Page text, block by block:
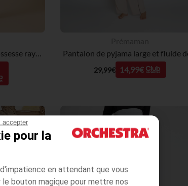
accepter
pour la
en attendant que vous
le bouton magique pour mettre nos
Pantalon de pyjama de grossesse rayé avec bandeau haut
29,99€ 14,99€
PRIX ROND*